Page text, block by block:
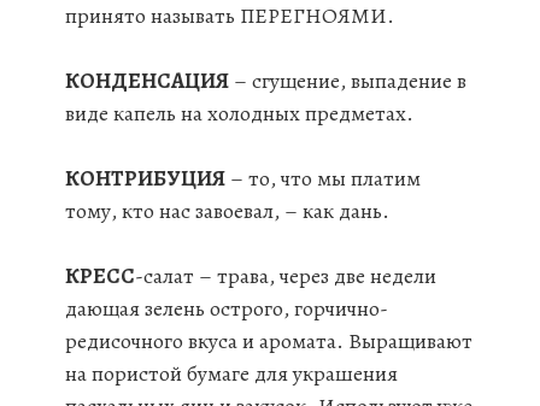
принято называть ПЕРЕГНОЯМИ.
КОНДЕНСАЦИЯ – сгущение, выпадение в
виде капель на холодных предметах.
КОНТРИБУЦИЯ – то, что мы платим
тому, кто нас завоевал, – как дань.
КРЕСС-салат – трава, через две недели
дающая зелень острого, горчично-
редисочного вкуса и аромата. Выращивают
на пористой бумаге для украшения